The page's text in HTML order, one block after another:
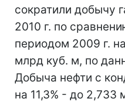
сократили добычу
2010 г. по
периодом 2009 г.
млрд куб. м, по
Добыча нефти с
на 11,3% - до 2,733